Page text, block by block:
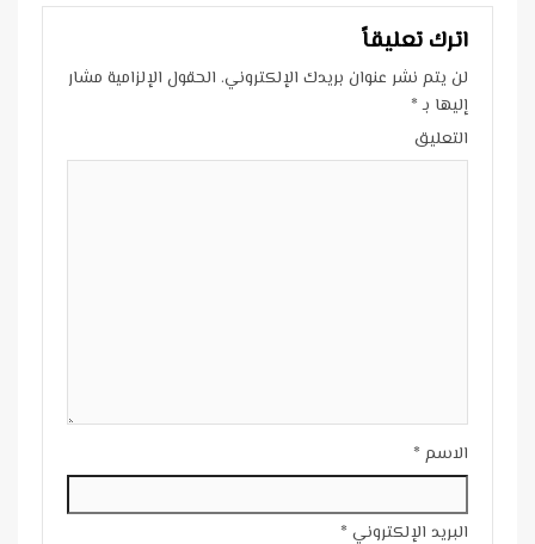
اترك تعليقاً
لن يتم نشر عنوان بريدك الإلكتروني. الحقول الإلزامية مشار
إليها بـ*
التعليق
الاسم *
البريد الإلكتروني *